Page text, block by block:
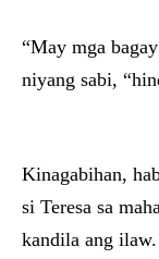
“May mga
niyang sabi,
Kinagabihan,
si Teresa sa
kandila ang ilaw.